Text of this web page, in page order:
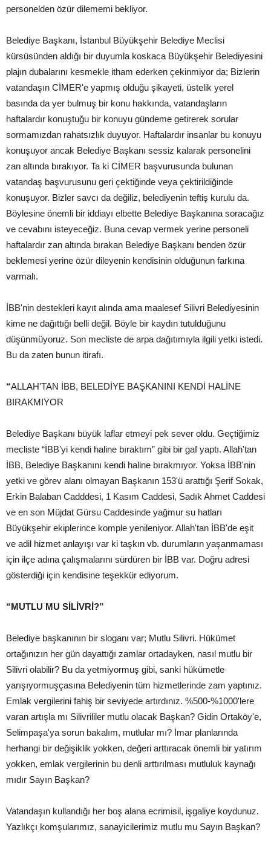
personelden özür dilememi bekliyor.
Belediye Başkanı, İstanbul Büyükşehir Belediye Meclisi
kürsüsünden aldığı bir duyumla koskaca Büyükşehir Belediyesini
plajın dubalarını kesmekle itham ederken çekinmiyor da; Bizlerin
vatandaşın CİMER'e yapmış olduğu şikayeti, üstelik yerel
basında da yer bulmuş bir konu hakkında, vatandaşların
haftalardır konuştuğu bir konuyu gündeme getirerek sorular
sormamızdan rahatsızlık duyuyor. Haftalardır insanlar bu konuyu
konuşuyor ancak Belediye Başkanı sessiz kalarak personelini
zan altında bırakıyor. Ta ki CİMER başvurusunda bulunan
vatandaş başvurusunu geri çektiğinde veya çektirildiğinde
konuşuyor. Bizler savcı da değiliz, belediyenin teftiş kurulu da.
Böylesine önemli bir iddiayı elbette Belediye Başkanına soracağız
ve cevabını isteyeceğiz. Buna cevap vermek yerine personeli
haftalardır zan altında bırakan Belediye Başkanı benden özür
beklemesi yerine özür dileyenin kendisinin olduğunun farkına
varmalı.
İBB'nin destekleri kayıt alında ama maalesef Silivri Belediyesinin
kime ne dağıttığı belli değil. Böyle bir kaydın tutulduğunu
düşünmüyoruz. Son mecliste de arpa dağıtımıyla ilgili yetki istedi.
Bu da zaten bunun itirafı.
“ALLAH'TAN İBB, BELEDİYE BAŞKANINI KENDİ HALİNE
BIRAKMIYOR
Belediye Başkanı büyük laflar etmeyi pek sever oldu. Geçtiğimiz
mecliste “İBB'yi kendi haline bıraktım” gibi bir gaf yaptı. Allah'tan
İBB, Belediye Başkanını kendi haline bırakmıyor. Yoksa İBB'nin
yetki ve görev alanı olmayan Başkanın 153'ü arattığı Şerif Sokak,
Erkin Balaban Cadddesi, 1 Kasım Caddesi, Sadık Ahmet Caddesi
ve en son Müjdat Gürsu Caddesinde yağmur su hatları
Büyükşehir ekiplerince komple yenileniyor. Allah'tan İBB'de eşit
ve adil hizmet anlayışı var ki taşkın vb. durumların yaşanmaması
için ilçe adına çalışmalarını sürdüren bir İBB var. Doğru adresi
gösterdiği için kendisine teşekkür ediyorum.
“MUTLU MU SİLİVRİ?”
Belediye başkanının bir sloganı var; Mutlu Silivri. Hükümet
ortağınızın her gün dayattığı zamlar ortadayken, nasıl mutlu bir
Silivri olabilir? Bu da yetmiyormuş gibi, sanki hükümetle
yarışıyormuşçasına Belediyenin tüm hizmetlerinde zam yaptınız.
Emlak vergilerini fahiş bir seviyede artırdınız. %500-%1000'lere
varan artışla mı Silivrililer mutlu olacak Başkan? Gidin Ortaköy'e,
Selimpaşa'ya sorun bakalım, mutlular mı? İmar planlarında
herhangi bir değişiklik yokken, değeri arttıracak önemli bir yatırım
yokken, emlak vergilerinin bu denli arttırılması mutluluk kaynağı
mıdır Sayın Başkan?
Vatandaşın kullandığı her boş alana ecrimisil, işgaliye koydunuz.
Yazlıkçı komşularımız, sanayicilerimiz mutlu mu Sayın Başkan?